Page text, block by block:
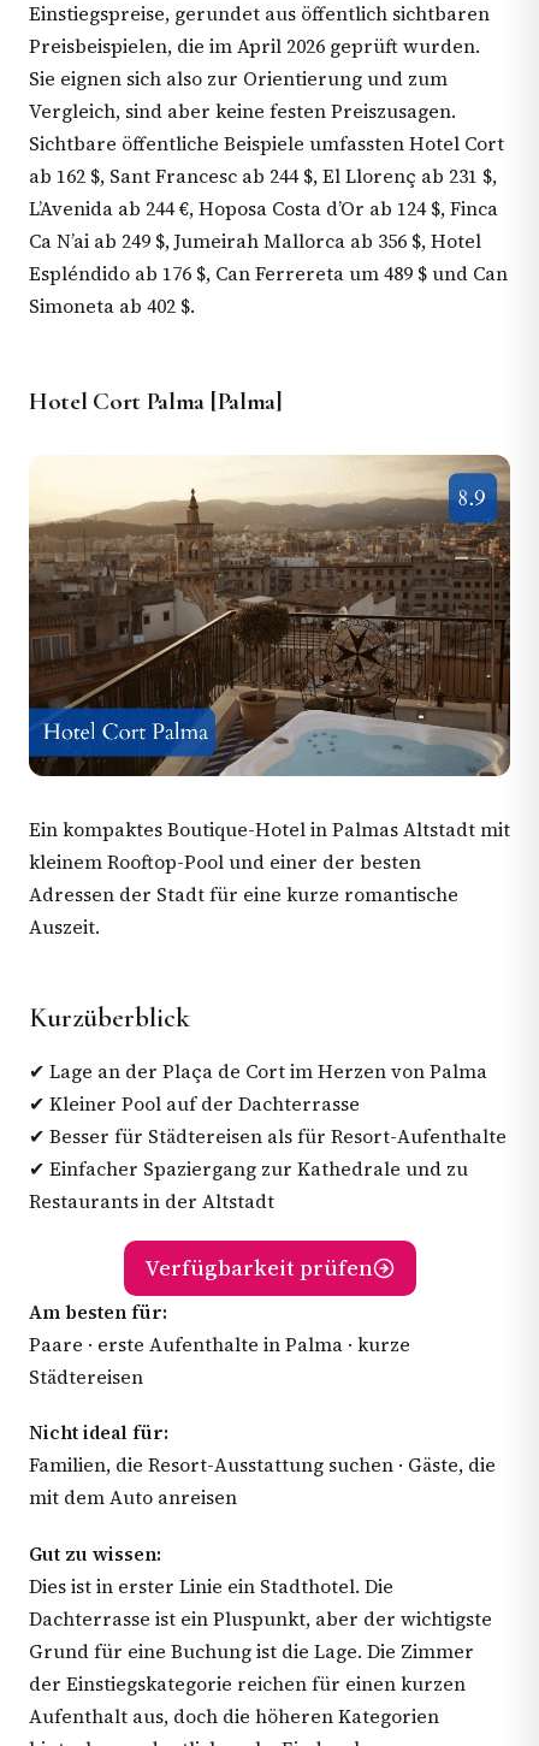
Einstiegspreise, gerundet aus öffentlich sichtbaren
Preisbeispielen, die im April 2026 geprüft wurden.
Sie eignen sich also zur Orientierung und zum
Vergleich, sind aber keine festen Preiszusagen.
Sichtbare öffentliche Beispiele umfassten Hotel Cort
ab 162 $, Sant Francesc ab 244 $, El Llorenç ab 231 $,
L’Avenida ab 244 €, Hoposa Costa d’Or ab 124 $, Finca
Ca N’ai ab 249 $, Jumeirah Mallorca ab 356 $, Hotel
Espléndido ab 176 $, Can Ferrereta um 489 $ und Can
Simoneta ab 402 $.
Hotel Cort Palma [Palma]
Ein kompaktes Boutique-Hotel in Palmas Altstadt mit
kleinem Rooftop-Pool und einer der besten
Adressen der Stadt für eine kurze romantische
Auszeit.
Kurzüberblick
✔ Lage an der Plaça de Cort im Herzen von Palma
✔ Kleiner Pool auf der Dachterrasse
✔ Besser für Städtereisen als für Resort-Aufenthalte
✔ Einfacher Spaziergang zur Kathedrale und zu
Restaurants in der Altstadt
Verfügbarkeit prüfen
Am besten für:
Paare · erste Aufenthalte in Palma · kurze
Städtereisen
Nicht ideal für:
Familien, die Resort-Ausstattung suchen · Gäste, die
mit dem Auto anreisen
Gut zu wissen:
Dies ist in erster Linie ein Stadthotel. Die
Dachterrasse ist ein Pluspunkt, aber der wichtigste
Grund für eine Buchung ist die Lage. Die Zimmer
der Einstiegskategorie reichen für einen kurzen
Aufenthalt aus, doch die höheren Kategorien